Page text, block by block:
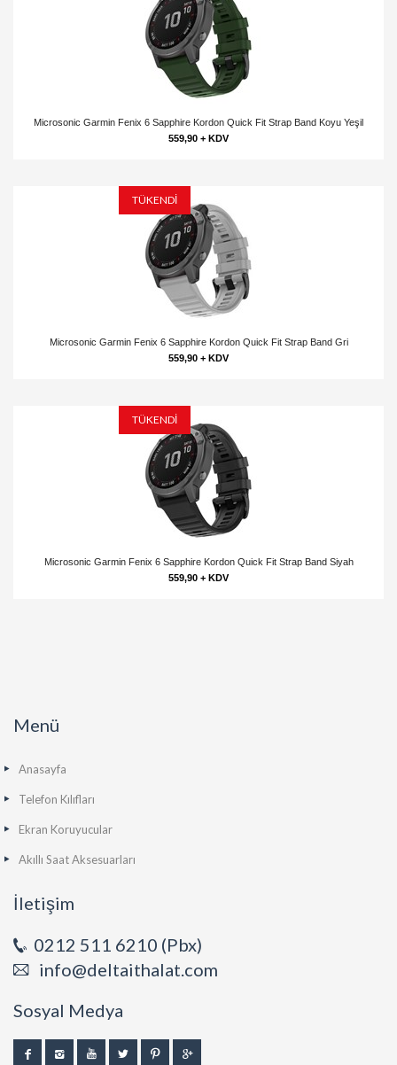
Microsonic Garmin Fenix 6 Sapphire Kordon Quick Fit Strap Band Koyu Yeşil
559,90 + KDV
TÜKENDİ
Microsonic Garmin Fenix 6 Sapphire Kordon Quick Fit Strap Band Gri
559,90 + KDV
TÜKENDİ
Microsonic Garmin Fenix 6 Sapphire Kordon Quick Fit Strap Band Siyah
559,90 + KDV
Menü
Anasayfa
Telefon Kılıfları
Ekran Koruyucular
Akıllı Saat Aksesuarları
İletişim
0212 511 6210 (Pbx)
info@deltaithalat.com
Sosyal Medya